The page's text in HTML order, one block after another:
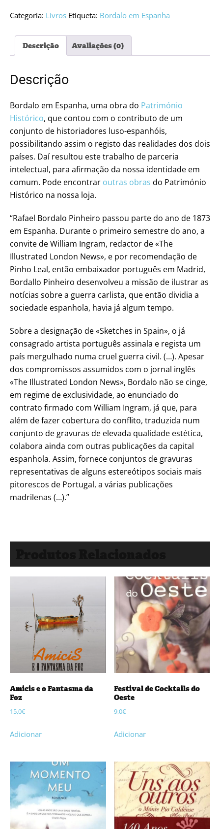
em
Obra
Gráfica
Categoria: Livros Etiqueta: Bordalo em Espanha
Descrição Avaliações (0)
Descrição
Bordalo em Espanha, uma obra do Património
Histórico, que contou com o contributo de um
conjunto de historiadores luso-espanhóis,
possibilitando assim o registo das realidades dos dois
países. Daí resultou este trabalho de parceria
intelectual, para afirmação da nossa identidade em
comum. Pode encontrar outras obras do Património
Histórico na nossa loja.
“Rafael Bordalo Pinheiro passou parte do ano de 1873
em Espanha. Durante o primeiro semestre do ano, a
convite de William Ingram, redactor de «The
Illustrated London News», e por recomendação de
Pinho Leal, então embaixador português em Madrid,
Bordallo Pinheiro desenvolveu a missão de ilustrar as
notícias sobre a guerra carlista, que então dividia a
sociedade espanhola, havia já algum tempo.
Sobre a designação de «Sketches in Spain», o já
consagrado artista português assinala e regista um
país mergulhado numa cruel guerra civil. (…). Apesar
dos compromissos assumidos com o jornal inglês
«The Illustrated London News», Bordalo não se cinge,
em regime de exclusividade, ao enunciado do
contrato firmado com William Ingram, já que, para
além de fazer cobertura do conflito, traduzida num
conjunto de gravuras de elevada qualidade estética,
colabora ainda com outras publicações da capital
espanhola. Assim, fornece conjuntos de gravuras
representativas de alguns estereótipos sociais mais
pitorescos de Portugal, a várias publicações
madrilenas (…).”
Amicis e o Fantasma da
Foz
15,0€
Adicionar
Festival de Cocktails do
Oeste
9,0€
Adicionar